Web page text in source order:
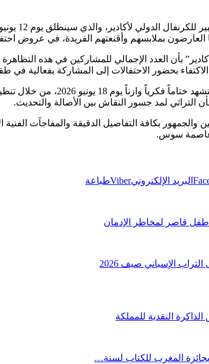
العارضون بملابسهم وأقنعتهم الفريدة، في عروض
بحضور الاحتفالات إلى المشاركة بفعالية في
ولن تقتصر الدورة على
التراثي لمد جسور النقاش بين الأصالة والتحديث.
والجمهور بكافة التفاصيل الدقيقة والمفاجآت
عاصمة سوس.
البريد الإلكترونيViberطباعة
طفل قاصر لمخاطر الإدمان
الإسباني صيف 2026
النقدية للمملكة
بجائزة المغرب للكتاب لسنة…